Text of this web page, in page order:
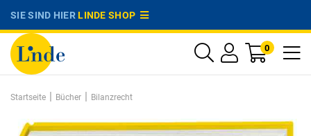
SIE SIND HIERLINDE SHOP
0
Startseite | Bücher | Bilanzrecht